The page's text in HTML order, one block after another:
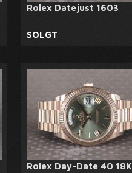
Rolex Datejust 1603
SOLGT
Rolex Day-Date 40 18K